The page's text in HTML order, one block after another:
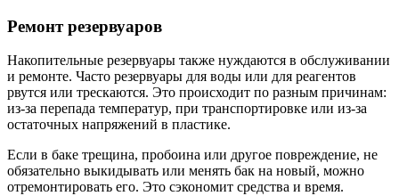
Ремонт резервуаров
Накопительные резервуары также нуждаются в обслуживании
и ремонте. Часто резервуары для воды или для реагентов
рвутся или трескаются. Это происходит по разным причинам:
из-за перепада температур, при транспортировке или из-за
остаточных напряжений в пластике.
Если в баке трещина, пробоина или другое повреждение, не
обязательно выкидывать или менять бак на новый, можно
отремонтировать его. Это сэкономит средства и время.